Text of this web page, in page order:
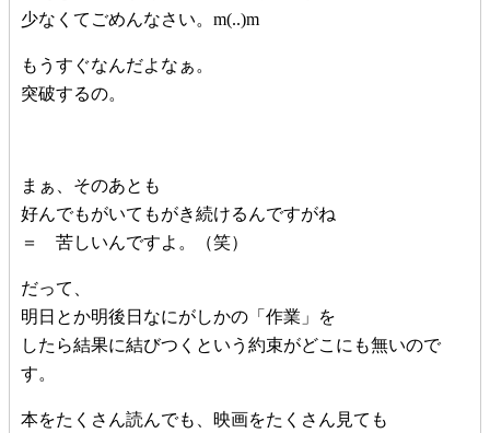
少なくてごめんなさい。m(..)m
もうすぐなんだよなぁ。
突破するの。
まぁ、そのあとも
好んでもがいてもがき続けるんですがね
＝ 苦しいんですよ。（笑）
だって、
明日とか明後日なにがしかの「作業」を
したら結果に結びつくという約束がどこにも無いので
す。
本をたくさん読んでも、映画をたくさん見ても